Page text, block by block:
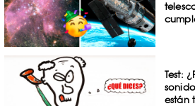
Test:
están